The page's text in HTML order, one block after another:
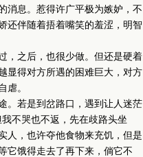
消息。惹得许广平极为嫉妒，不
还伴随着捂着嘴笑的羞涩，明智
之后，也很少做。但还是硬着
显得对方所遇的困难巨大，对方
虐。
若是到岔路口，遇到让人迷茫
不哭也不返，先在歧路头坐
人，也许夺他食物来充饥，但是
它饿得走去了再下来，倘它不